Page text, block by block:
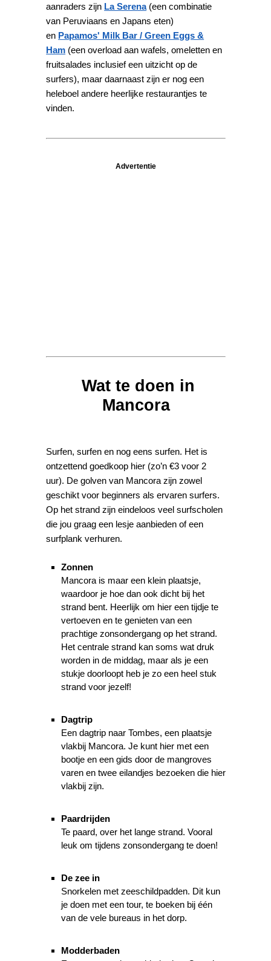
aanraders zijn La Serena(een combinatie
van Peruviaans en Japans eten)
en Papamos' Milk Bar / Green Eggs &
Ham (een overload aan wafels, omeletten en
fruitsalades inclusief een uitzicht op de
surfers), maar daarnaast zijn er nog een
heleboel andere heerlijke restaurantjes te
vinden.
Advertentie
Wat te doen in
Mancora
Surfen, surfen en nog eens surfen. Het is
ontzettend goedkoop hier (zo’n €3 voor 2
uur). De golven van Mancora zijn zowel
geschikt voor beginners als ervaren surfers.
Op het strand zijn eindeloos veel surfscholen
die jou graag een lesje aanbieden of een
surfplank verhuren.
Zonnen
Mancora is maar een klein plaatsje,
waardoor je hoe dan ook dicht bij het
strand bent. Heerlijk om hier een tijdje te
vertoeven en te genieten van een
prachtige zonsondergang op het strand.
Het centrale strand kan soms wat druk
worden in de middag, maar als je een
stukje doorloopt heb je zo een heel stuk
strand voor jezelf!
Dagtrip
Een dagtrip naar Tombes, een plaatsje
vlakbij Mancora. Je kunt hier met een
bootje en een gids door de mangroves
varen en twee eilandjes bezoeken die hier
vlakbij zijn.
Paardrijden
Te paard, over het lange strand. Vooral
leuk om tijdens zonsondergang te doen!
De zee in
Snorkelen met zeeschildpadden. Dit kun
je doen met een tour, te boeken bij één
van de vele bureaus in het dorp.
Modderbaden